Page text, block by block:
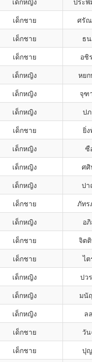
เด็กชาย ศรั
เด็กชาย ธ
เด็กชาย อชิ
เด็กหญิง หย
เด็กหญิง จุฑ
เด็กหญิง ป
เด็กชาย ยิ่
เด็กหญิง ซื
เด็กหญิง ศ
เด็กหญิง ป
เด็กชาย ภัท
เด็กหญิง อ
เด็กชาย จิต
เด็กชาย ไ
เด็กหญิง ปว
เด็กหญิง มนั
เด็กหญิง ล
เด็กชาย วั
เด็กชาย ปุ